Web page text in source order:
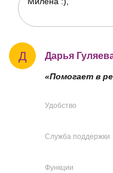
Д Дарья
«Помогает в
Удобство
Служба поддержки
Функции